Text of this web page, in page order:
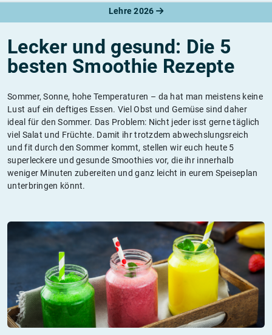
Lehre 2026
Lecker und gesund: Die 5
besten Smoothie Rezepte
Sommer, Sonne, hohe Temperaturen – da hat man meistens keine
Lust auf ein deftiges Essen. Viel Obst und Gemüse sind daher
ideal für den Sommer. Das Problem: Nicht jeder isst gerne täglich
viel Salat und Früchte. Damit ihr trotzdem abwechslungsreich
und fit durch den Sommer kommt, stellen wir euch heute 5
superleckere und gesunde Smoothies vor, die ihr innerhalb
weniger Minuten zubereiten und ganz leicht in eurem Speiseplan
unterbringen könnt.